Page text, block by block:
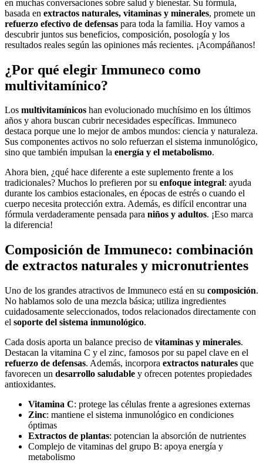
en muchas conversaciones sobre salud y bienestar. Su fórmula,
basada en extractos naturales, vitaminas y minerales, promete un
refuerzo efectivo de defensas para toda la familia. Hoy vamos a
descubrir juntos sus beneficios, composición, posología y los
resultados reales según las opiniones más recientes. ¡Acompáñanos!
¿Por qué elegir Immuneco como
multivitamínico?
Los multivitamínicos han evolucionado muchísimo en los últimos
años y ahora buscan cubrir necesidades específicas. Immuneco
destaca porque une lo mejor de ambos mundos: ciencia y naturaleza.
Sus componentes activos no solo refuerzan el sistema inmunológico,
sino que también impulsan la energía y el metabolismo.
Ahora bien, ¿qué hace diferente a este suplemento frente a los
tradicionales? Muchos lo prefieren por su enfoque integral: ayuda
durante los cambios estacionales, en épocas de estrés o cuando el
cuerpo necesita protección extra. Además, es difícil encontrar una
fórmula verdaderamente pensada para niños y adultos. ¡Eso marca
la diferencia!
Composición de Immuneco: combinación
de extractos naturales y micronutrientes
Uno de los grandes atractivos de Immuneco está en su composición.
No hablamos solo de una mezcla básica; utiliza ingredientes
cuidadosamente seleccionados, todos relacionados directamente con
el soporte del sistema inmunológico.
Cada dosis aporta un balance preciso de vitaminas y minerales.
Destacan la vitamina C y el zinc, famosos por su papel clave en el
refuerzo de defensas. Además, incorpora extractos naturales que
favorecen un desarrollo saludable y ofrecen potentes propiedades
antioxidantes.
Vitamina C: protege las células frente a agresiones externas
Zinc: mantiene el sistema inmunológico en condiciones
óptimas
Extractos de plantas: potencian la absorción de nutrientes
Complejo de vitaminas del grupo B: apoya energía y
metabolismo